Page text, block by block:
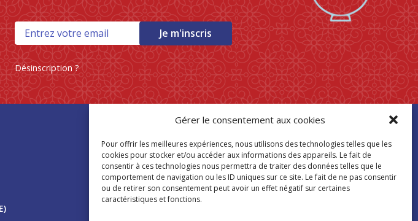
Gérer le consentement aux cookies
Pour offrir les meilleures expériences, nous utilisons des technologies telles que les
cookies pour stocker et/ou accéder aux informations des appareils. Le fait de
consentir à ces technologies nous permettra de traiter des données telles que le
comportement de navigation ou les ID uniques sur ce site. Le fait de ne pas consentir
ou de retirer son consentement peut avoir un effet négatif sur certaines
caractéristiques et fonctions.
Je m'inscris
Désinscription ?
Trouver mon
magasin Paris Store
Où nous trouver